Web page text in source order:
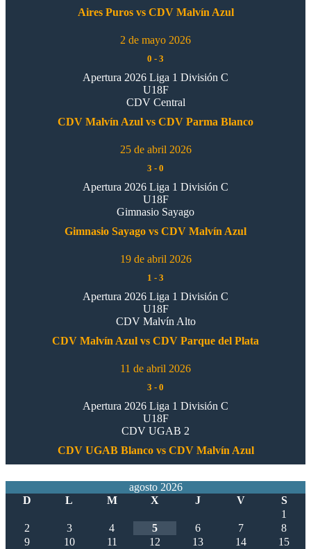
Aires Puros vs CDV Malvín Azul
2 de mayo 2026
0 - 3
Apertura 2026 Liga 1 División C
U18F
CDV Central
CDV Malvín Azul vs CDV Parma Blanco
25 de abril 2026
3 - 0
Apertura 2026 Liga 1 División C
U18F
Gimnasio Sayago
Gimnasio Sayago vs CDV Malvín Azul
19 de abril 2026
1 - 3
Apertura 2026 Liga 1 División C
U18F
CDV Malvín Alto
CDV Malvín Azul vs CDV Parque del Plata
11 de abril 2026
3 - 0
Apertura 2026 Liga 1 División C
U18F
CDV UGAB 2
CDV UGAB Blanco vs CDV Malvín Azul
agosto 2026
D
L M X J V S
1
2
3 4 5 6 7
8
9
10 11 12 13 14
15